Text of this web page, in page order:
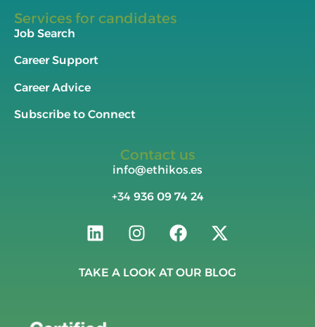
Services for candidates
Job Search
Career Support
Career Advice
Subscribe to Connect
Contact us
info@ethikos.es
+34 936 09 74 24
TAKE A LOOK AT OUR BLOG